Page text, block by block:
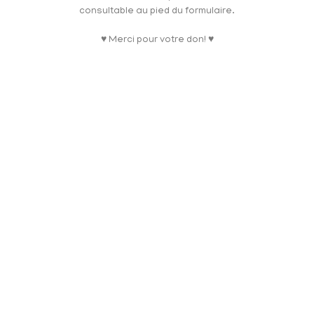
consultable au pied du formulaire.
♥ Merci pour votre don! ♥